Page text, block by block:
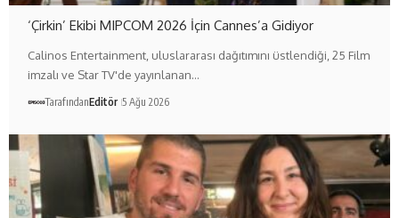
‘Çirkin’ Ekibi MIPCOM 2026 İçin Cannes’a Gidiyor
Calinos Entertainment, uluslararası dağıtımını üstlendiği, 25 Film
imzalı ve Star TV'de yayınlanan…
TarafındanEditör 5 Ağu 2026